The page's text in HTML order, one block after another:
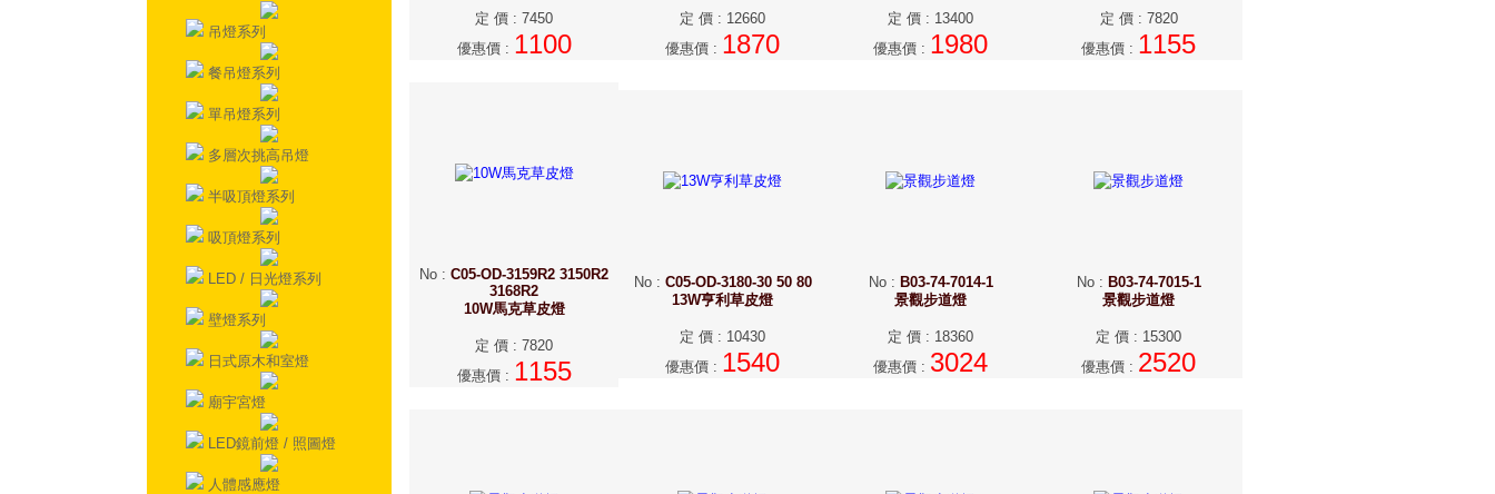
吊燈系列
餐吊燈系列
單吊燈系列
多層次挑高吊燈
半吸頂燈系列
吸頂燈系列
LED / 日光燈系列
壁燈系列
日式原木和室燈
廟宇宮燈
LED鏡前燈 / 照圖燈
人體感應燈
定 價 : 7450
優惠價: 1100
定 價 : 12660
優惠價 : 1870
定 價 : 13400
優惠價 : 1980
定 價: 7820
優惠價 : 1155
No : C05-OD-3159R2 3150R2
3168R2
10W馬克草皮燈
定 價 : 7820
優惠價: 1155
No: C05-OD-3180-30 50 80
13W亨利草皮燈
定 價 : 10430
優惠價 : 1540
No: B03-74-7014-1
景觀步道燈
定 價 : 18360
優惠價 : 3024
No: B03-74-7015-1
景觀步道燈
定 價 : 15300
優惠價 : 2520